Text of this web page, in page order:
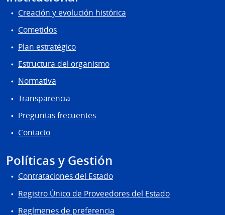
Creación y evolución histórica
Cometidos
Plan estratégico
Estructura del organismo
Normativa
Transparencia
Preguntas frecuentes
Contacto
Políticas y Gestión
Contrataciones del Estado
Registro Único de Proveedores del Estado
Regímenes de preferencia